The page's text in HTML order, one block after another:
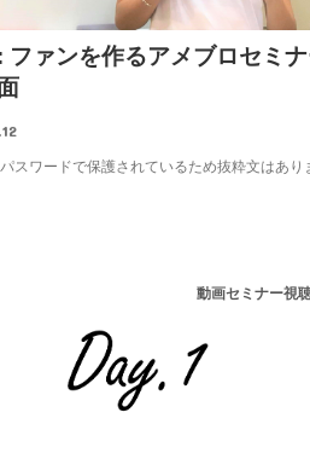
ファンを作るアメブロセミ
スワードで保護されているため抜粋文はあり
動画セミナー視